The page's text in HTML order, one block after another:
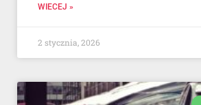
WIECEJ »
2 stycznia, 2026